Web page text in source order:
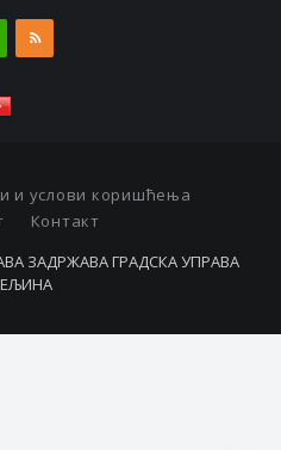
и услови коришћења
Контакт
ЗАДРЖАВА ГРАДСКА УПРАВА